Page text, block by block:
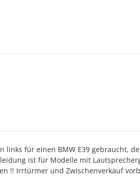
für einen BMW E39 gebraucht,
ist für Modelle mit
!! Irrtürmer und Zwischenverkauf